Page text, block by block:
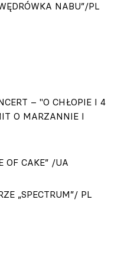
NABU”/PL
– "O CHŁOPIE I 4
O MARZANNIE I
OF CAKE” /UA
„SPECTRUM”/ PL